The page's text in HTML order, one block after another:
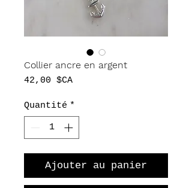
Collier ancre en argent
42,00 $CAPrix
Quantité *
Ajouter au panier